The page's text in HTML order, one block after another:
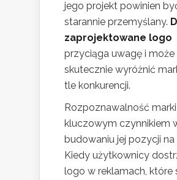
jego projekt powinien
starannie przemyślany.
zaprojektowane logo
przyciąga uwagę i może
skutecznie wyróżnić
tle konkurencji.
Rozpoznawalność
kluczowym czynnikiem
budowaniu jej pozycji na
Kiedy użytkownicy
logo w reklamach, które